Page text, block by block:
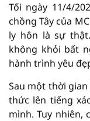
Tối ngày 11/4/
chồng Tây của
ly hôn là sự
không khỏi bất
hành trình yêu
Sau một thời
thức lên tiếng
mình. Tuy nhiên,